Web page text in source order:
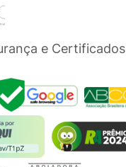
e Certificados